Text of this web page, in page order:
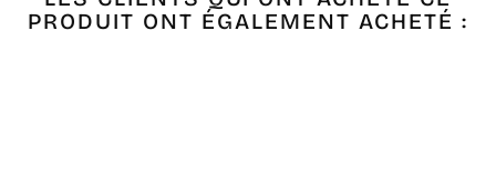
PRODUIT ONT ÉGALEMENT ACHETÉ :